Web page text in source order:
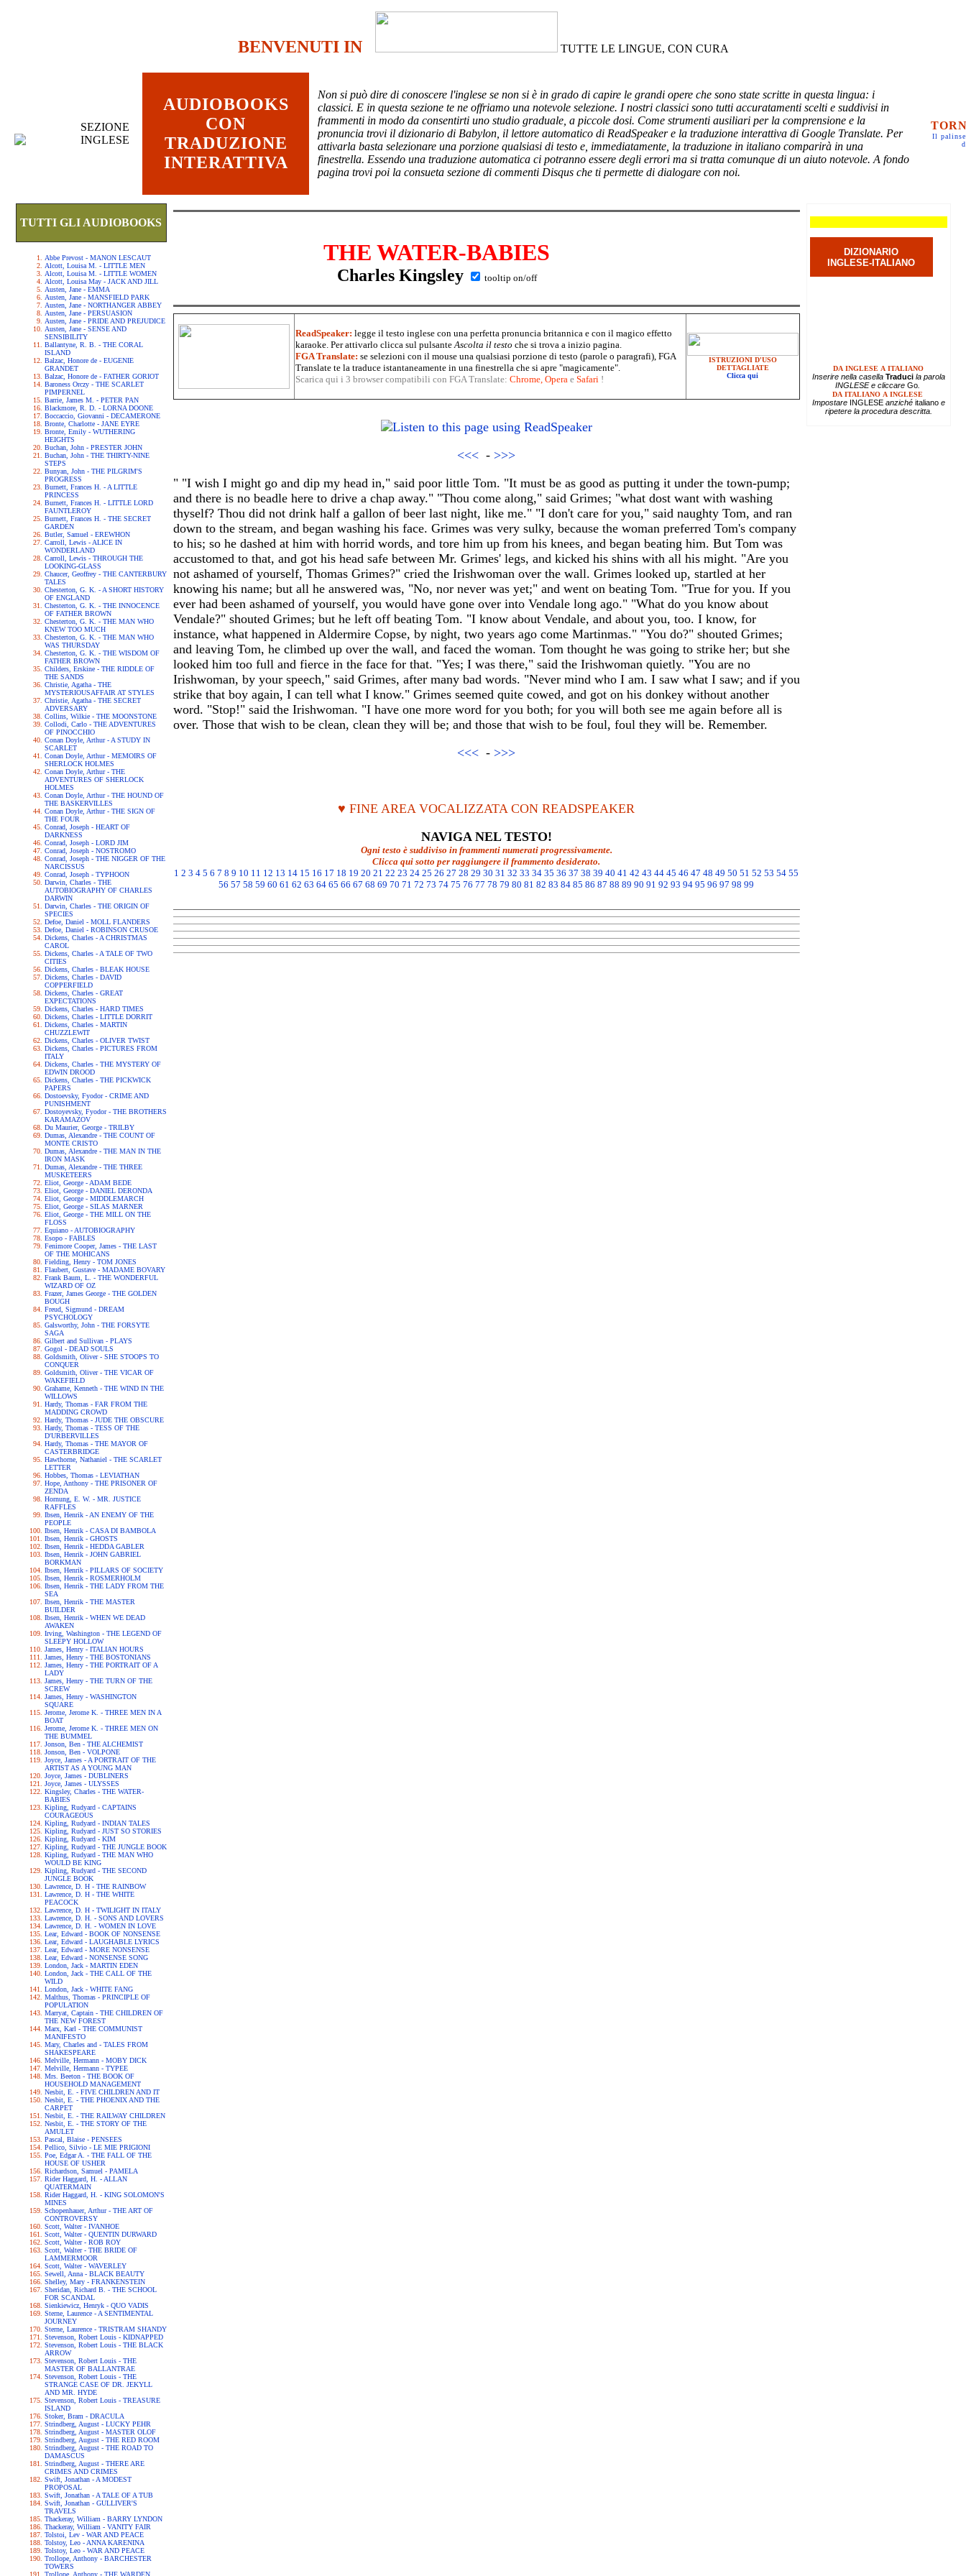
BENVENUTI IN TUTTE LE LINGUE, CON CURA
SEZIONE
INGLESE
AUDIOBOOKS
CON
TRADUZIONE
INTERATTIVA
Non si può dire di conoscere l'inglese se non si è in grado di capire le grandi opere che sono state scritte in questa lingua: i
classici. E in questa sezione te ne offriamo una notevole selezione. I nostri classici sono tutti accuratamenti scelti e suddivisi in
frammenti in modo da consentirti uno studio graduale, a piccole dosi. Come strumenti ausiliari per la comprensione e la
pronuncia trovi il dizionario di Babylon, il lettore automatico di ReadSpeaker e la traduzione interattiva di Google Translate. Per
attivarla basta selezionare una porzione qualsiasi di testo e, immediatamente, la traduzione in italiano comparirà in una
finestrella. Essendo una traduzione automatica ci potranno essere degli errori ma si tratta comunque di un aiuto notevole. A fondo
pagina trovi poi la consueta sezione di commenti Disqus che ti permette di dialogare con noi.
Il
TUTTI GLI AUDIOBOOKS
Abbe Prevost - MANON LESCAUT
Alcott, Louisa M. - LITTLE MEN
Alcott, Louisa M. - LITTLE WOMEN
Alcott, Louisa May - JACK AND JILL
Austen, Jane - EMMA
Austen, Jane - MANSFIELD PARK
Austen, Jane - NORTHANGER ABBEY
Austen, Jane - PERSUASION
Austen, Jane - PRIDE AND PREJUDICE
Austen, Jane - SENSE AND
SENSIBILITY
Ballantyne, R. B. - THE CORAL
ISLAND
Balzac, Honore de - EUGENIE
GRANDET
Balzac, Honore de - FATHER GORIOT
Baroness Orczy - THE SCARLET
PIMPERNEL
Barrie, James M. - PETER PAN
Blackmore, R. D. - LORNA DOONE
Boccaccio, Giovanni - DECAMERONE
Bronte, Charlotte - JANE EYRE
Bronte, Emily - WUTHERING
HEIGHTS
Buchan, John - PRESTER JOHN
Buchan, John - THE THIRTY-NINE
STEPS
Bunyan, John - THE PILGRIM'S
PROGRESS
Burnett, Frances H. - A LITTLE
PRINCESS
Burnett, Frances H. - LITTLE LORD
FAUNTLEROY
Burnett, Frances H. - THE SECRET
GARDEN
Butler, Samuel - EREWHON
Carroll, Lewis - ALICE IN
WONDERLAND
Carroll, Lewis - THROUGH THE
LOOKING-GLASS
Chaucer, Geoffrey - THE CANTERBURY
TALES
Chesterton, G. K. - A SHORT HISTORY
OF ENGLAND
Chesterton, G. K. - THE INNOCENCE
OF FATHER BROWN
Chesterton, G. K. - THE MAN WHO
KNEW TOO MUCH
Chesterton, G. K. - THE MAN WHO
WAS THURSDAY
Chesterton, G. K. - THE WISDOM OF
FATHER BROWN
Childers, Erskine - THE RIDDLE OF
THE SANDS
Christie, Agatha - THE
MYSTERIOUSAFFAIR AT STYLES
Christie, Agatha - THE SECRET
ADVERSARY
Collins, Wilkie - THE MOONSTONE
Collodi, Carlo - THE ADVENTURES
OF PINOCCHIO
Conan Doyle, Arthur - A STUDY IN
SCARLET
Conan Doyle, Arthur - MEMOIRS OF
SHERLOCK HOLMES
Conan Doyle, Arthur - THE
ADVENTURES OF SHERLOCK
HOLMES
Conan Doyle, Arthur - THE HOUND OF
THE BASKERVILLES
Conan Doyle, Arthur - THE SIGN OF
THE FOUR
Conrad, Joseph - HEART OF
DARKNESS
Conrad, Joseph - LORD JIM
Conrad, Joseph - NOSTROMO
Conrad, Joseph - THE NIGGER OF THE
NARCISSUS
Conrad, Joseph - TYPHOON
Darwin, Charles - THE
AUTOBIOGRAPHY OF CHARLES
DARWIN
Darwin, Charles - THE ORIGIN OF
SPECIES
Defoe, Daniel - MOLL FLANDERS
Defoe, Daniel - ROBINSON CRUSOE
Dickens, Charles - A CHRISTMAS
CAROL
Dickens, Charles - A TALE OF TWO
CITIES
Dickens, Charles - BLEAK HOUSE
Dickens, Charles - DAVID
COPPERFIELD
Dickens, Charles - GREAT
EXPECTATIONS
Dickens, Charles - HARD TIMES
Dickens, Charles - LITTLE DORRIT
Dickens, Charles - MARTIN
CHUZZLEWIT
Dickens, Charles - OLIVER TWIST
Dickens, Charles - PICTURES FROM
ITALY
Dickens, Charles - THE MYSTERY OF
EDWIN DROOD
Dickens, Charles - THE PICKWICK
PAPERS
Dostoevsky, Fyodor - CRIME AND
PUNISHMENT
Dostoyevsky, Fyodor - THE BROTHERS
KARAMAZOV
Du Maurier, George - TRILBY
Dumas, Alexandre - THE COUNT OF
MONTE CRISTO
Dumas, Alexandre - THE MAN IN THE
IRON MASK
Dumas, Alexandre - THE THREE
MUSKETEERS
Eliot, George - ADAM BEDE
Eliot, George - DANIEL DERONDA
Eliot, George - MIDDLEMARCH
Eliot, George - SILAS MARNER
Eliot, George - THE MILL ON THE
FLOSS
Equiano - AUTOBIOGRAPHY
Esopo - FABLES
Fenimore Cooper, James - THE LAST
OF THE MOHICANS
Fielding, Henry - TOM JONES
Flaubert, Gustave - MADAME BOVARY
Frank Baum, L. - THE WONDERFUL
WIZARD OF OZ
Frazer, James George - THE GOLDEN
BOUGH
Freud, Sigmund - DREAM
PSYCHOLOGY
Galsworthy, John - THE FORSYTE
SAGA
Gilbert and Sullivan - PLAYS
Gogol - DEAD SOULS
Goldsmith, Oliver - SHE STOOPS TO
CONQUER
Goldsmith, Oliver - THE VICAR OF
WAKEFIELD
Grahame, Kenneth - THE WIND IN THE
WILLOWS
Hardy, Thomas - FAR FROM THE
MADDING CROWD
Hardy, Thomas - JUDE THE OBSCURE
Hardy, Thomas - TESS OF THE
D'URBERVILLES
Hardy, Thomas - THE MAYOR OF
CASTERBRIDGE
Hawthorne, Nathaniel - THE SCARLET
LETTER
Hobbes, Thomas - LEVIATHAN
Hope, Anthony - THE PRISONER OF
ZENDA
Hornung, E. W. - MR. JUSTICE
RAFFLES
Ibsen, Henrik - AN ENEMY OF THE
PEOPLE
Ibsen, Henrik - CASA DI BAMBOLA
Ibsen, Henrik - GHOSTS
Ibsen, Henrik - HEDDA GABLER
Ibsen, Henrik - JOHN GABRIEL
BORKMAN
Ibsen, Henrik - PILLARS OF SOCIETY
Ibsen, Henrik - ROSMERHOLM
Ibsen, Henrik - THE LADY FROM THE
SEA
Ibsen, Henrik - THE MASTER
BUILDER
Ibsen, Henrik - WHEN WE DEAD
AWAKEN
Irving, Washington - THE LEGEND OF
SLEEPY HOLLOW
James, Henry - ITALIAN HOURS
James, Henry - THE BOSTONIANS
James, Henry - THE PORTRAIT OF A
LADY
James, Henry - THE TURN OF THE
SCREW
James, Henry - WASHINGTON
SQUARE
Jerome, Jerome K. - THREE MEN IN A
BOAT
Jerome, Jerome K. - THREE MEN ON
THE BUMMEL
Jonson, Ben - THE ALCHEMIST
Jonson, Ben - VOLPONE
Joyce, James - A PORTRAIT OF THE
ARTIST AS A YOUNG MAN
Joyce, James - DUBLINERS
Joyce, James - ULYSSES
Kingsley, Charles - THE WATER-
BABIES
Kipling, Rudyard - CAPTAINS
COURAGEOUS
Kipling, Rudyard - INDIAN TALES
Kipling, Rudyard - JUST SO STORIES
Kipling, Rudyard - KIM
Kipling, Rudyard - THE JUNGLE BOOK
Kipling, Rudyard - THE MAN WHO
WOULD BE KING
Kipling, Rudyard - THE SECOND
JUNGLE BOOK
Lawrence, D. H - THE RAINBOW
Lawrence, D. H - THE WHITE
PEACOCK
Lawrence, D. H - TWILIGHT IN ITALY
Lawrence, D. H. - SONS AND LOVERS
Lawrence, D. H. - WOMEN IN LOVE
Lear, Edward - BOOK OF NONSENSE
Lear, Edward - LAUGHABLE LYRICS
Lear, Edward - MORE NONSENSE
Lear, Edward - NONSENSE SONG
London, Jack - MARTIN EDEN
London, Jack - THE CALL OF THE
WILD
London, Jack - WHITE FANG
Malthus, Thomas - PRINCIPLE OF
POPULATION
Marryat, Captain - THE CHILDREN OF
THE NEW FOREST
Marx, Karl - THE COMMUNIST
MANIFESTO
Mary, Charles and - TALES FROM
SHAKESPEARE
Melville, Hermann - MOBY DICK
Melville, Hermann - TYPEE
Mrs. Beeton - THE BOOK OF
HOUSEHOLD MANAGEMENT
Nesbit, E. - FIVE CHILDREN AND IT
Nesbit, E. - THE PHOENIX AND THE
CARPET
Nesbit, E. - THE RAILWAY CHILDREN
Nesbit, E. - THE STORY OF THE
AMULET
Pascal, Blaise - PENSEES
Pellico, Silvio - LE MIE PRIGIONI
Poe, Edgar A. - THE FALL OF THE
HOUSE OF USHER
Richardson, Samuel - PAMELA
Rider Haggard, H. - ALLAN
QUATERMAIN
Rider Haggard, H. - KING SOLOMON'S
MINES
Schopenhauer, Arthur - THE ART OF
CONTROVERSY
Scott, Walter - IVANHOE
Scott, Walter - QUENTIN DURWARD
Scott, Walter - ROB ROY
Scott, Walter - THE BRIDE OF
LAMMERMOOR
Scott, Walter - WAVERLEY
Sewell, Anna - BLACK BEAUTY
Shelley, Mary - FRANKENSTEIN
Sheridan, Richard B. - THE SCHOOL
FOR SCANDAL
Sienkiewicz, Henryk - QUO VADIS
Sterne, Laurence - A SENTIMENTAL
JOURNEY
Sterne, Laurence - TRISTRAM SHANDY
Stevenson, Robert Louis - KIDNAPPED
Stevenson, Robert Louis - THE BLACK
ARROW
Stevenson, Robert Louis - THE
MASTER OF BALLANTRAE
Stevenson, Robert Louis - THE
STRANGE CASE OF DR. JEKYLL
AND MR. HYDE
Stevenson, Robert Louis - TREASURE
ISLAND
Stoker, Bram - DRACULA
Strindberg, August - LUCKY PEHR
Strindberg, August - MASTER OLOF
Strindberg, August - THE RED ROOM
Strindberg, August - THE ROAD TO
DAMASCUS
Strindberg, August - THERE ARE
CRIMES AND CRIMES
Swift, Jonathan - A MODEST
PROPOSAL
Swift, Jonathan - A TALE OF A TUB
Swift, Jonathan - GULLIVER'S
TRAVELS
Thackeray, William - BARRY LYNDON
Thackeray, William - VANITY FAIR
Tolstoi, Lev - WAR AND PEACE
Tolstoy, Leo - ANNA KARENINA
Tolstoy, Leo - WAR AND PEACE
Trollope, Anthony - BARCHESTER
TOWERS
Trollope, Anthony - THE WARDEN
THE WATER-BABIES
Charles Kingsley tooltip on/off
ReadSpeaker: legge il testo inglese con una perfetta pronuncia britannica e con il magico effetto
karaoke. Per attivarlo clicca sul pulsanteAscolta il testo che si trova a inizio pagina.
FGA Translate: se selezioni con il mouse una qualsiasi porzione di testo (parole o paragrafi), FGA
Translate te la traduce istantaneamente in una finestrella che si apre "magicamente".
Scarica qui i 3 browser compatibili con FGA Translate: Chrome, Operae Safari !
ISTRUZIONI D'USO
DETTAGLIATE
Clicca qui
<<< - >>>
" "I wish I might go and dip my head in," said poor little Tom. "It must be as good as putting it under the town-pump;
and there is no beadle here to drive a chap away." "Thou come along," said Grimes; "what dost want with washing
thyself? Thou did not drink half a gallon of beer last night, like me." "I don't care for you," said naughty Tom, and ran
down to the stream, and began washing his face. Grimes was very sulky, because the woman preferred Tom's company
to his; so he dashed at him with horrid words, and tore him up from his knees, and began beating him. But Tom was
accustomed to that, and got his head safe between Mr. Grimes' legs, and kicked his shins with all his might. "Are you
not ashamed of yourself, Thomas Grimes?" cried the Irishwoman over the wall. Grimes looked up, startled at her
knowing his name; but all he answered was, "No, nor never was yet;" and went on beating Tom. "True for you. If you
ever had been ashamed of yourself, you would have gone over into Vendale long ago." "What do you know about
Vendale?" shouted Grimes; but he left off beating Tom. "I know about Vendale, and about you, too. I know, for
instance, what happened in Aldermire Copse, by night, two years ago come Martinmas." "You do?" shouted Grimes;
and leaving Tom, he climbed up over the wall, and faced the woman. Tom thought he was going to strike her; but she
looked him too full and fierce in the face for that. "Yes; I was there," said the Irishwoman quietly. "You are no
Irishwoman, by your speech," said Grimes, after many bad words. "Never mind who I am. I saw what I saw; and if you
strike that boy again, I can tell what I know." Grimes seemed quite cowed, and got on his donkey without another
word. "Stop!" said the Irishwoman. "I have one more word for you both; for you will both see me again before all is
over. Those that wish to be clean, clean they will be; and those that wish to be foul, foul they will be. Remember.
<<< - >>>
♥ FINE AREA VOCALIZZATA CON READSPEAKER
NAVIGA NEL TESTO!
Ogni testo è suddiviso in frammenti numerati progressivamente.
Clicca qui sotto per raggiungere il frammento desiderato.
1 2 3 4 5 6 7 8 9 10 11 12 13 14 15 16 17 18 19 20 21 22 23 24 25 26 27 28 29 30 31 32 33 34 35 36 37 38 39 40 41 42 43 44 45 46 47 48 49 50 51 52 53 54 55
56 57 58 59 60 61 62 63 64 65 66 67 68 69 70 71 72 73 74 75 76 77 78 79 80 81 82 83 84 85 86 87 88 89 90 91 92 93 94 95 96 97 98 99
DIZIONARIO
INGLESE-ITALIANO
DA INGLESE A ITALIANO
Inserire nella casella Traducila parola
INGLESE e cliccare Go.
DA ITALIANO A INGLESE
Impostare INGLESEanziché italianoe
ripetere la procedura descritta.